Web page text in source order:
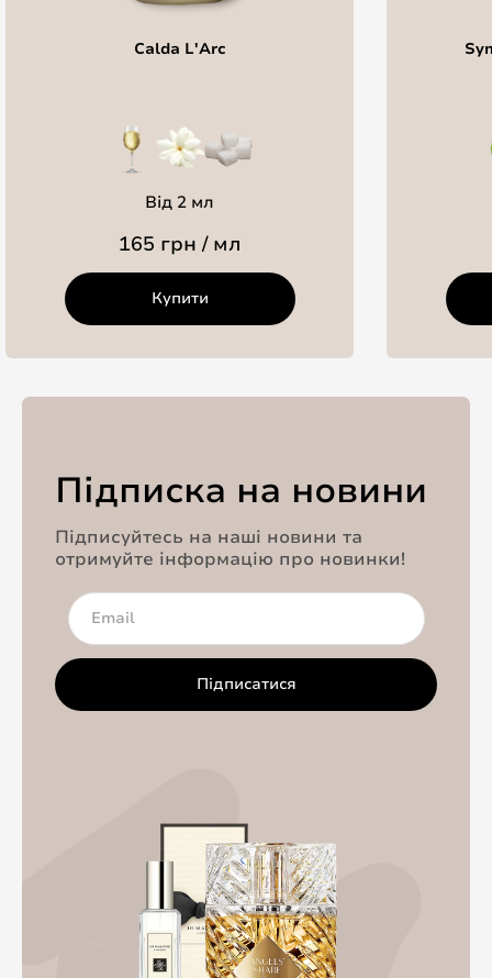
Calda L'Arc
Від 2 мл
165 грн / мл
Купити
Підписка на новини
Підписуйтесь на наші новини та
отримуйте інформацію про новинки!
Підписатися